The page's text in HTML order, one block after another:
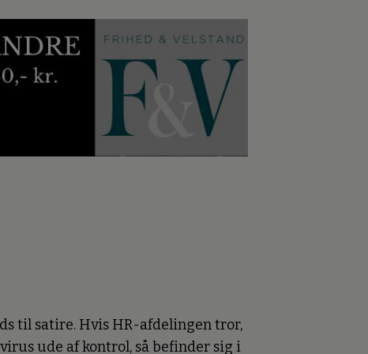
til satire. Hvis HR-afdelingen tror,
ude af kontrol, så befinder sig i